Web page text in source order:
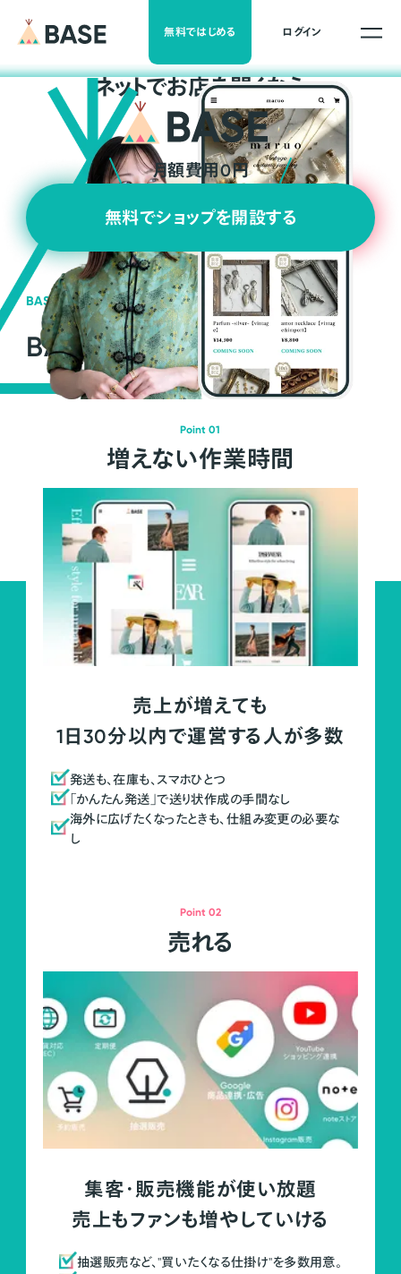
無料ではじめる ログイン
ネットでお店を開くなら
月額費用0円
無料でショップを開設する
BASEの強み
BASEが強い3つの理由
Point 01
増えない作業時間
売上が増えても
1日30分以内で運営する人が多数
発送も、在庫も、スマホひとつ
「かんたん発送」で送り状作成の手間なし
海外に広げたくなったときも、仕組み変更の必要な
し
Point 02
売れる
集客・販売機能が使い放題
売上もファンも増やしていける
抽選販売など、"買いたくなる仕掛け"を多数用意。